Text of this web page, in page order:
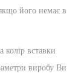
його немає в
вставки
виробу Ви